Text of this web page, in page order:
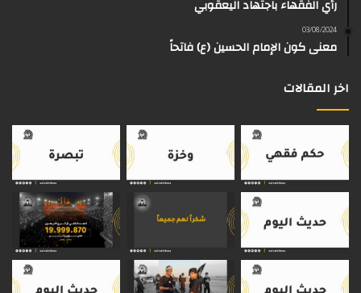
م
رأي الفقهاء باجتهاد اليعقوبي
03/08/2024
معنى كون الإمام الحسين (ع) فاتحاً
اخر المقالات